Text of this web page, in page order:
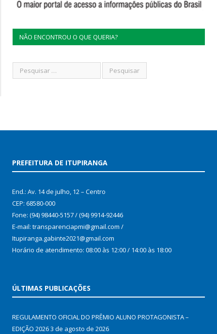
NÃO ENCONTROU O QUE QUERIA?
PREFEITURA DE ITUPIRANGA
End.: Av. 14 de julho, 12 – Centro
CEP: 68580-000
Fone: (94) 98440-5157 / (94) 9914-92446
E-mail: transparenciapmi@gmail.com /
Itupiranga.gabinte2021@gmail.com
Horário de atendimento: 08:00 às 12:00 / 14:00 às 18:00
ÚLTIMAS PUBLICAÇÕES
REGULAMENTO OFICIAL DO PRÊMIO ALUNO PROTAGONISTA –
EDIÇÃO 20263 de agosto de 2026